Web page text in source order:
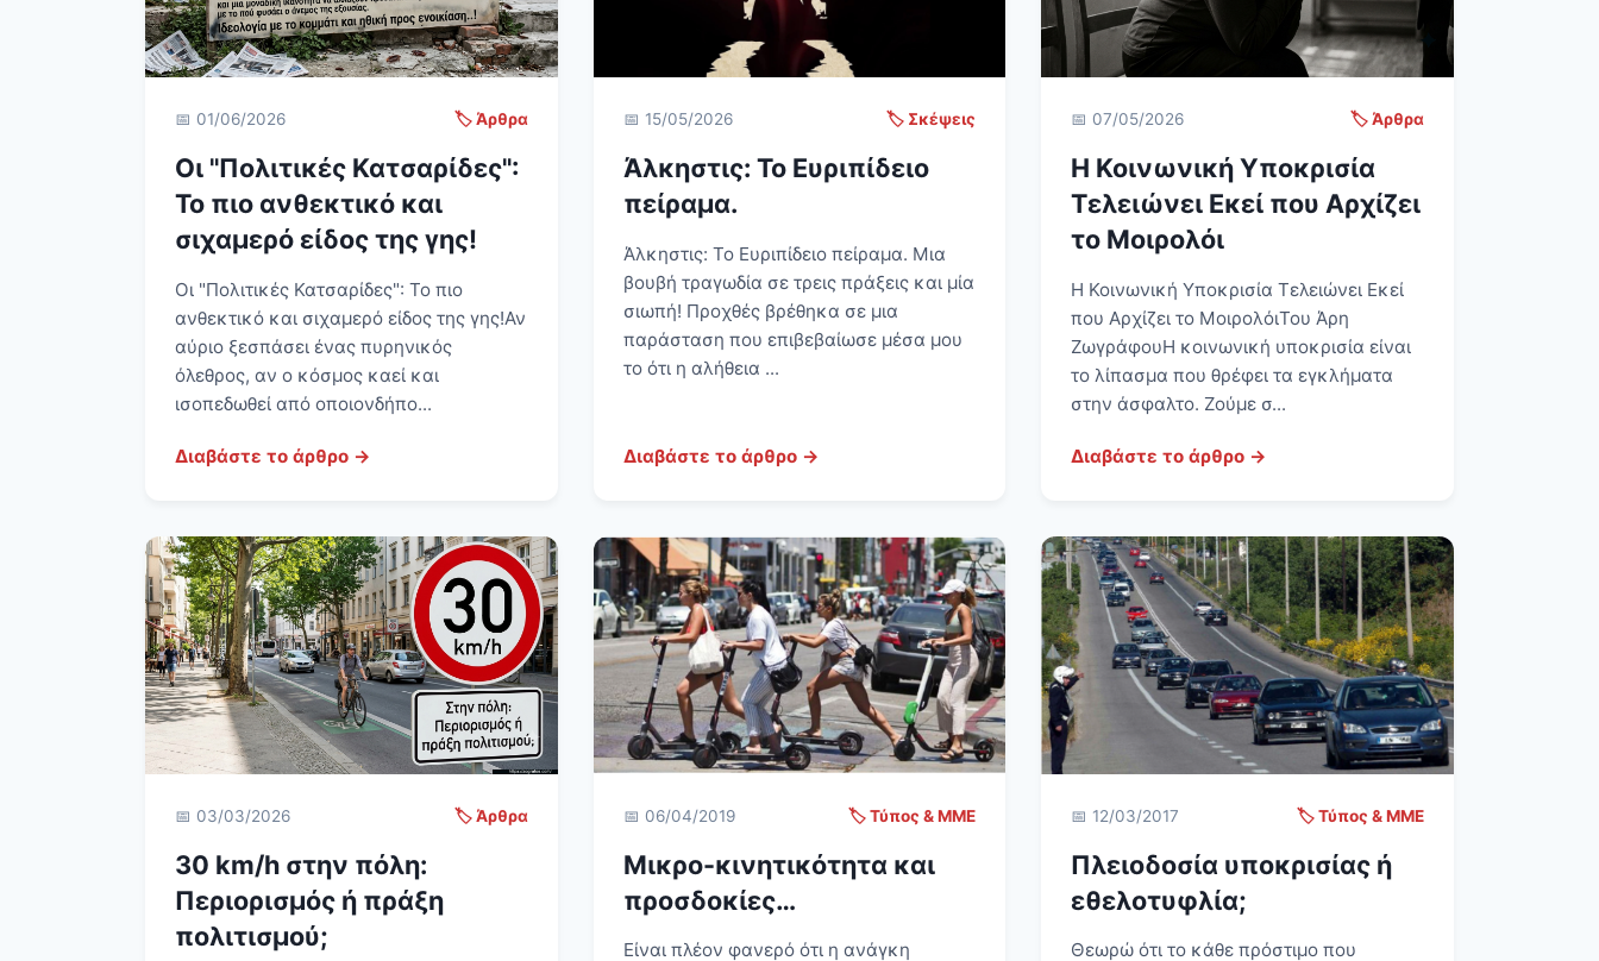
📅 01/06/2026 🏷️ Άρθρα
Οι "Πολιτικές Κατσαρίδες":
Το πιο ανθεκτικό και
σιχαμερό είδος της γης!
Οι "Πολιτικές Κατσαρίδες": Το πιο
ανθεκτικό και σιχαμερό είδος της γης! Αν
αύριο ξεσπάσει ένας πυρηνικός
όλεθρος, αν ο κόσμος καεί και
ισοπεδωθεί από οποιονδήπο...
Διαβάστε το άρθρο →
📅 15/05/2026 🏷️ Σκέψεις
Άλκηστις: Το Ευριπίδειο
πείραμα.
Άλκηστις: Το Ευριπίδειο πείραμα. Μια
βουβή τραγωδία σε τρεις πράξεις και μία
σιωπή! Προχθές βρέθηκα σε μια
παράσταση που επιβεβαίωσε μέσα μου
το ότι η αλήθεια ...
Διαβάστε το άρθρο →
📅 07/05/2026 🏷️ Άρθρα
Η Κοινωνική Υποκρισία
Τελειώνει Εκεί που Αρχίζει
το Μοιρολόι
Η Κοινωνική Υποκρισία Τελειώνει Εκεί
που Αρχίζει το ΜοιρολόιΤου Άρη
ΖωγράφουΗ κοινωνική υποκρισία είναι
το λίπασμα που θρέφει τα εγκλήματα
στην άσφαλτο. Ζούμε σ...
Διαβάστε το άρθρο →
📅 03/03/2026 🏷️ Άρθρα
30 km/h στην πόλη:
Περιορισμός ή πράξη
πολιτισμού;
📅 06/04/2019 🏷️ Τύπος & ΜΜΕ
Μικρο-κινητικότητα και
προσδοκίες…
Είναι πλέον φανερό ότι η ανάγκη
📅 12/03/2017 🏷️ Τύπος & ΜΜΕ
Πλειοδοσία υποκρισίας ή
εθελοτυφλία;
Θεωρώ ότι το κάθε πρόστιμο που